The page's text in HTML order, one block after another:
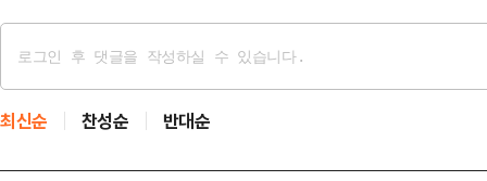
최신순 찬성순 반대순